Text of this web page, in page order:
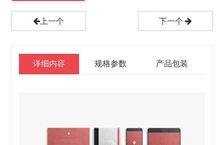
上一个 下一个
详细内容 规格参数 产品包装